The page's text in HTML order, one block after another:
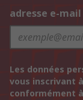
adresse e-mail
Les données
vous inscrivant
conformément